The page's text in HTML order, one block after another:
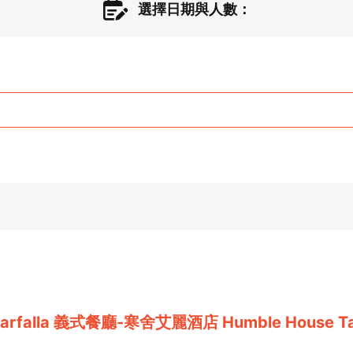
選擇日期與人數：
義式餐廳-寒舍艾麗酒店 Humble House